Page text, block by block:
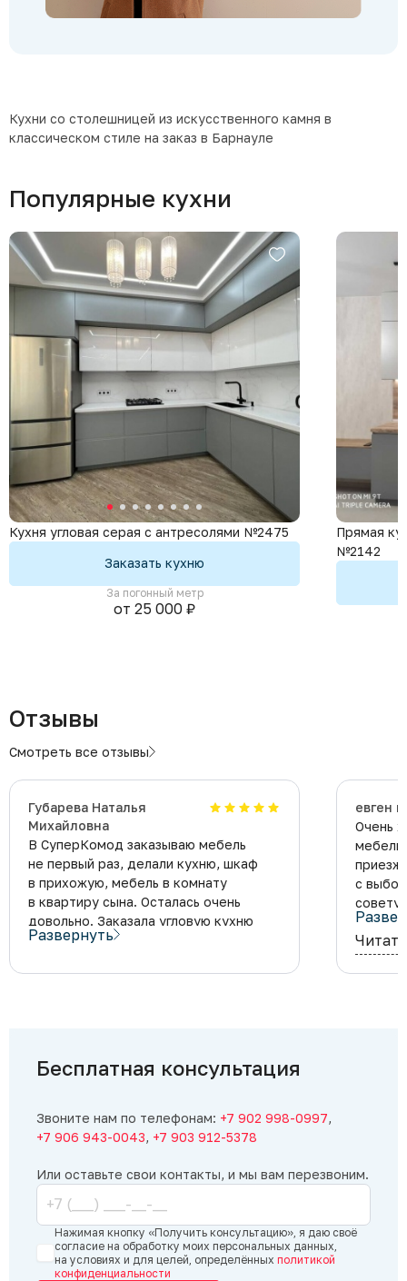
Кухни со столешницей из искусственного камня в
классическом стиле на заказ в Барнауле
Популярные кухни
Кухня угловая серая с антресолями №2475
Заказать кухню
За погонный метр
от 25 000 ₽
Прямая
№2142
Отзывы
Смотреть все отзывы
Губарева Наталья
Михайловна
В СуперКомод заказываю мебель
не первый раз, делали кухню, шкаф
в прихожую, мебель в комнату
в квартиру сына. Осталась очень
довольно. Заказала угловую кухню
себе. Вчера привезли и установили.
отличное, специалисты все супер
Развернуть
евген п.
Очень
мебель
с
Бесплатная консультация
Звоните нам по телефонам: +7 902 998-0997,
+7 906 943-0043, +7 903 912-5378
Или оставьте свои контакты, и мы вам перезвоним.
Нажимая кнопку «Получить консультацию», я даю своё
согласие на обработку моих персональных данных,
на условиях и для целей, определённых политикой
конфиденциальности